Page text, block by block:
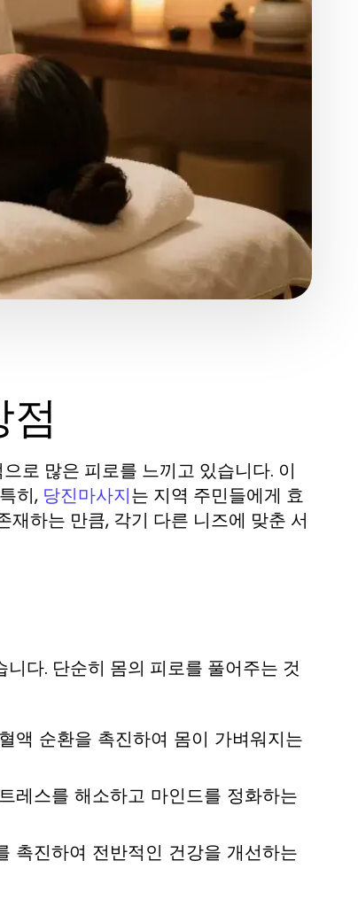
로 많은 피로를 느끼고 있습니다. 이
히, 당진마사지는 지역 주민들에게 효
하는 만큼, 각기 다른 니즈에 맞춘 서
다. 단순히 몸의 피로를 풀어주는 것
액 순환을 촉진하여 몸이 가벼워지는
레스를 해소하고 마인드를 정화하는
촉진하여 전반적인 건강을 개선하는